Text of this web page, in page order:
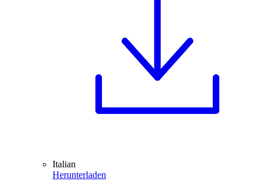
Italian
Herunterladen